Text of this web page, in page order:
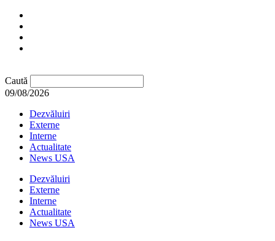
Caută
09/08/2026
Dezvăluiri
Externe
Interne
Actualitate
News USA
Dezvăluiri
Externe
Interne
Actualitate
News USA